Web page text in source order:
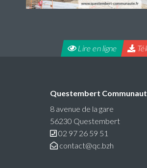
Lire en ligne
Questembert
8 avenue de la gare
56230 Questembert
02 97 26 59 51
contact@qc.bzh